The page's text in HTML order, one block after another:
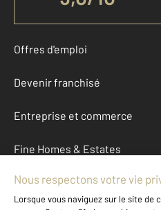
Offres d'emploi
Devenir franchisé
Entreprise et commerce
Fine Homes & Estates
À propos